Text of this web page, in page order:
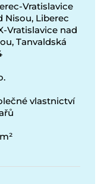
Vratislavice
Nisou, Liberec
Vratislavice nad
Tanvaldská
vlastnictví